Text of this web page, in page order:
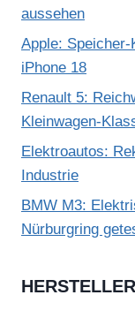
aussehen
Apple: Speicher-
iPhone 18
Renault 5:
Kleinwagen-
Elektroautos:
Industrie
BMW M3:
Nürburgring